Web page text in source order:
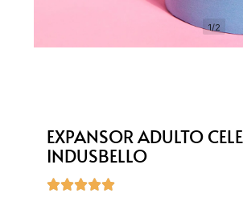
1/2
EXPANSOR ADULTO
INDUSBELLO
